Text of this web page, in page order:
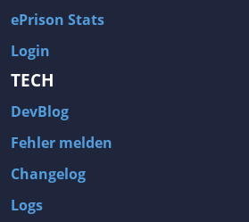
ePrison Stats
Login
TECH
DevBlog
Fehler melden
Changelog
Logs